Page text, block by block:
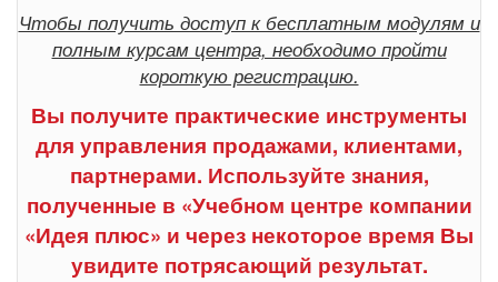
Чтобы получить доступ к бесплатным модулям и
полным курсам центра, необходимо пройти
короткую регистрацию.
Вы получите практические инструменты
для управления продажами, клиентами,
партнерами. Используйте знания,
полученные в «Учебном центре компании
«Идея плюс» и через некоторое время Вы
увидите потрясающий результат.